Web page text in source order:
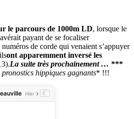
le parcours de 1000m LD, lorsque le
payant de se focaliser
de corde qui venaient s’appuyer
ont apparemment inversé les
La suite très prochainement … ***
pronostics hippiques gagnants* !!!